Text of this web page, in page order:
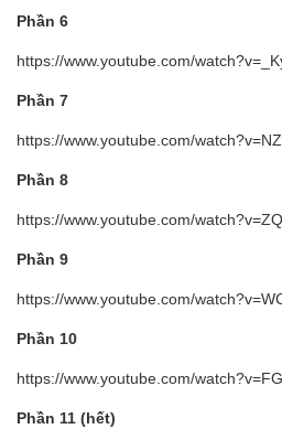
Phần 6
https://www.youtube.com/
Phần 7
https://www.youtube.com/
Phần 8
https://www.youtube.com/
Phần 9
https://www.youtube.com/
Phần 10
https://www.youtube.com/
Phần 11 (hết)